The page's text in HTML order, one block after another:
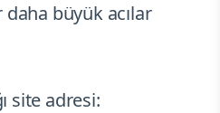
büyük acılar
site adresi: